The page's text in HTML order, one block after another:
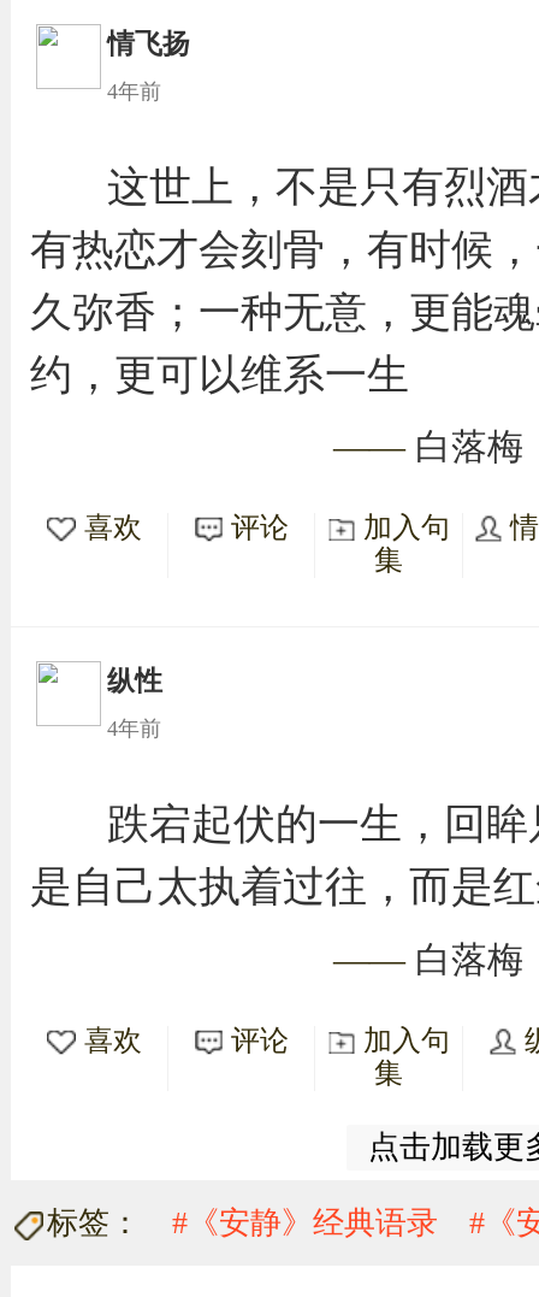
情飞扬
4年前
这世上，不是只有烈
有热恋才会刻骨，有时候
久弥香；一种无意，更能
约，更可以维系一生
—— 白落梅
喜欢 评论
加入句
集
纵性
4年前
跌宕起伏的一生，回
是自己太执着过往，而是
—— 白落梅
喜欢 评论
加入句
集
点击加载更
标签： #《安静》经典语录 #《